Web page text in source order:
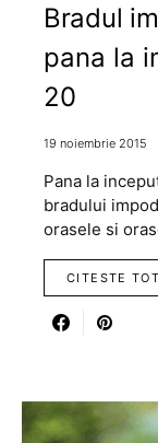
Bradul
pana la
20
19 noiembrie 2015
Pana la
bradului
orasele si
CITESTE TOT